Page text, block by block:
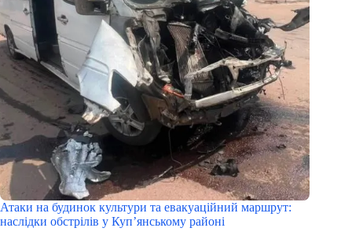
Атаки на будинок культури та евакуаційний маршрут:
наслідки обстрілів у Куп’янському районі